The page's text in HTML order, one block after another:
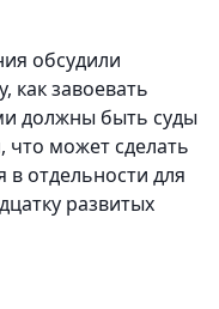
обсудили
как завоевать
должны быть суды
что может сделать
в отдельности для
развитых